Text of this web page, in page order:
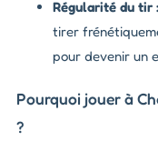
Régularité du tir :
tirer
pour devenir un
Pourquoi jouer à
?